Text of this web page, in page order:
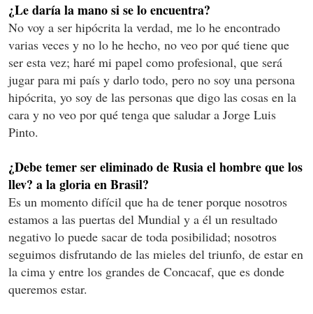
¿Le daría la mano si se lo encuentra?
No voy a ser hipócrita la verdad, me lo he encontrado
varias veces y no lo he hecho, no veo por qué tiene que
ser esta vez; haré mi papel como profesional, que será
jugar para mi país y darlo todo, pero no soy una persona
hipócrita, yo soy de las personas que digo las cosas en la
cara y no veo por qué tenga que saludar a Jorge Luis
Pinto.
¿Debe temer ser eliminado de Rusia el hombre que los
llev? a la gloria en Brasil?
Es un momento difícil que ha de tener porque nosotros
estamos a las puertas del Mundial y a él un resultado
negativo lo puede sacar de toda posibilidad; nosotros
seguimos disfrutando de las mieles del triunfo, de estar en
la cima y entre los grandes de Concacaf, que es donde
queremos estar.